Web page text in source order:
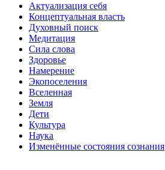
Актуализация себя
Концептуальная власть
Духовный поиск
Медитация
Сила слова
Здоровье
Намерение
Экопоселения
Вселенная
Земля
Дети
Культура
Наука
Изменённые состояния сознания